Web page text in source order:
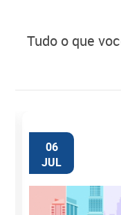
tudo o que você sempre quis saber sobre
06
JUL